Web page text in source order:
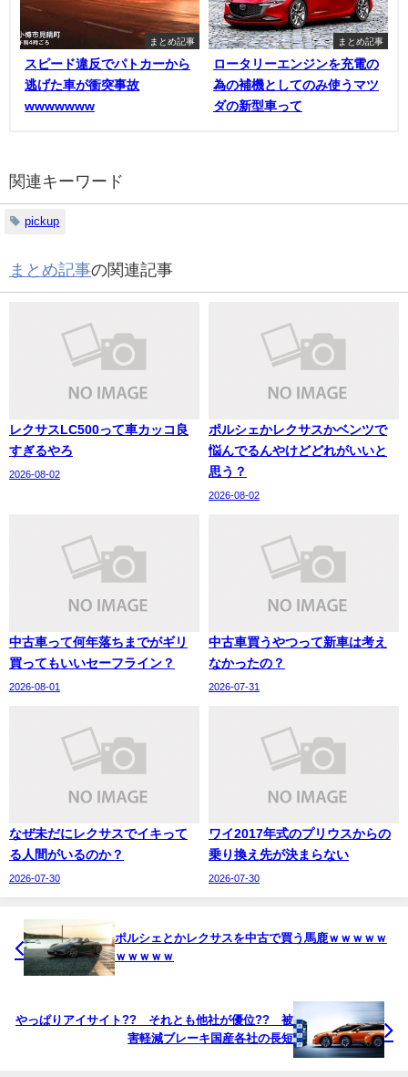
まとめ記事
スピード違反でパトカーから
逃げた車が衝突事故
wwwwwww
まとめ記事
ロータリーエンジンを充電の
為の補機としてのみ使うマツ
ダの新型車って
関連キーワード
pickup
まとめ記事の関連記事
レクサスLC500って車カッコ良
すぎるやろ
2026-08-02
ポルシェかレクサスかベンツで
悩んでるんやけどどれがいいと
思う？
2026-08-02
中古車って何年落ちまでがギリ
買ってもいいセーフライン？
2026-08-01
中古車買うやつって新車は考え
なかったの？
2026-07-31
なぜ未だにレクサスでイキって
る人間がいるのか？
2026-07-30
ワイ2017年式のプリウスからの
乗り換え先が決まらない
2026-07-30
ポルシェとかレクサスを中古で買う馬鹿ｗｗｗｗｗ
ｗｗｗｗｗ
やっぱりアイサイト?? それとも他社が優位?? 被
害軽減ブレーキ国産各社の長短